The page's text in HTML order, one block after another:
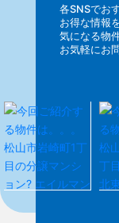
各SNSでお
お得な情報
気になる物
お気軽にお